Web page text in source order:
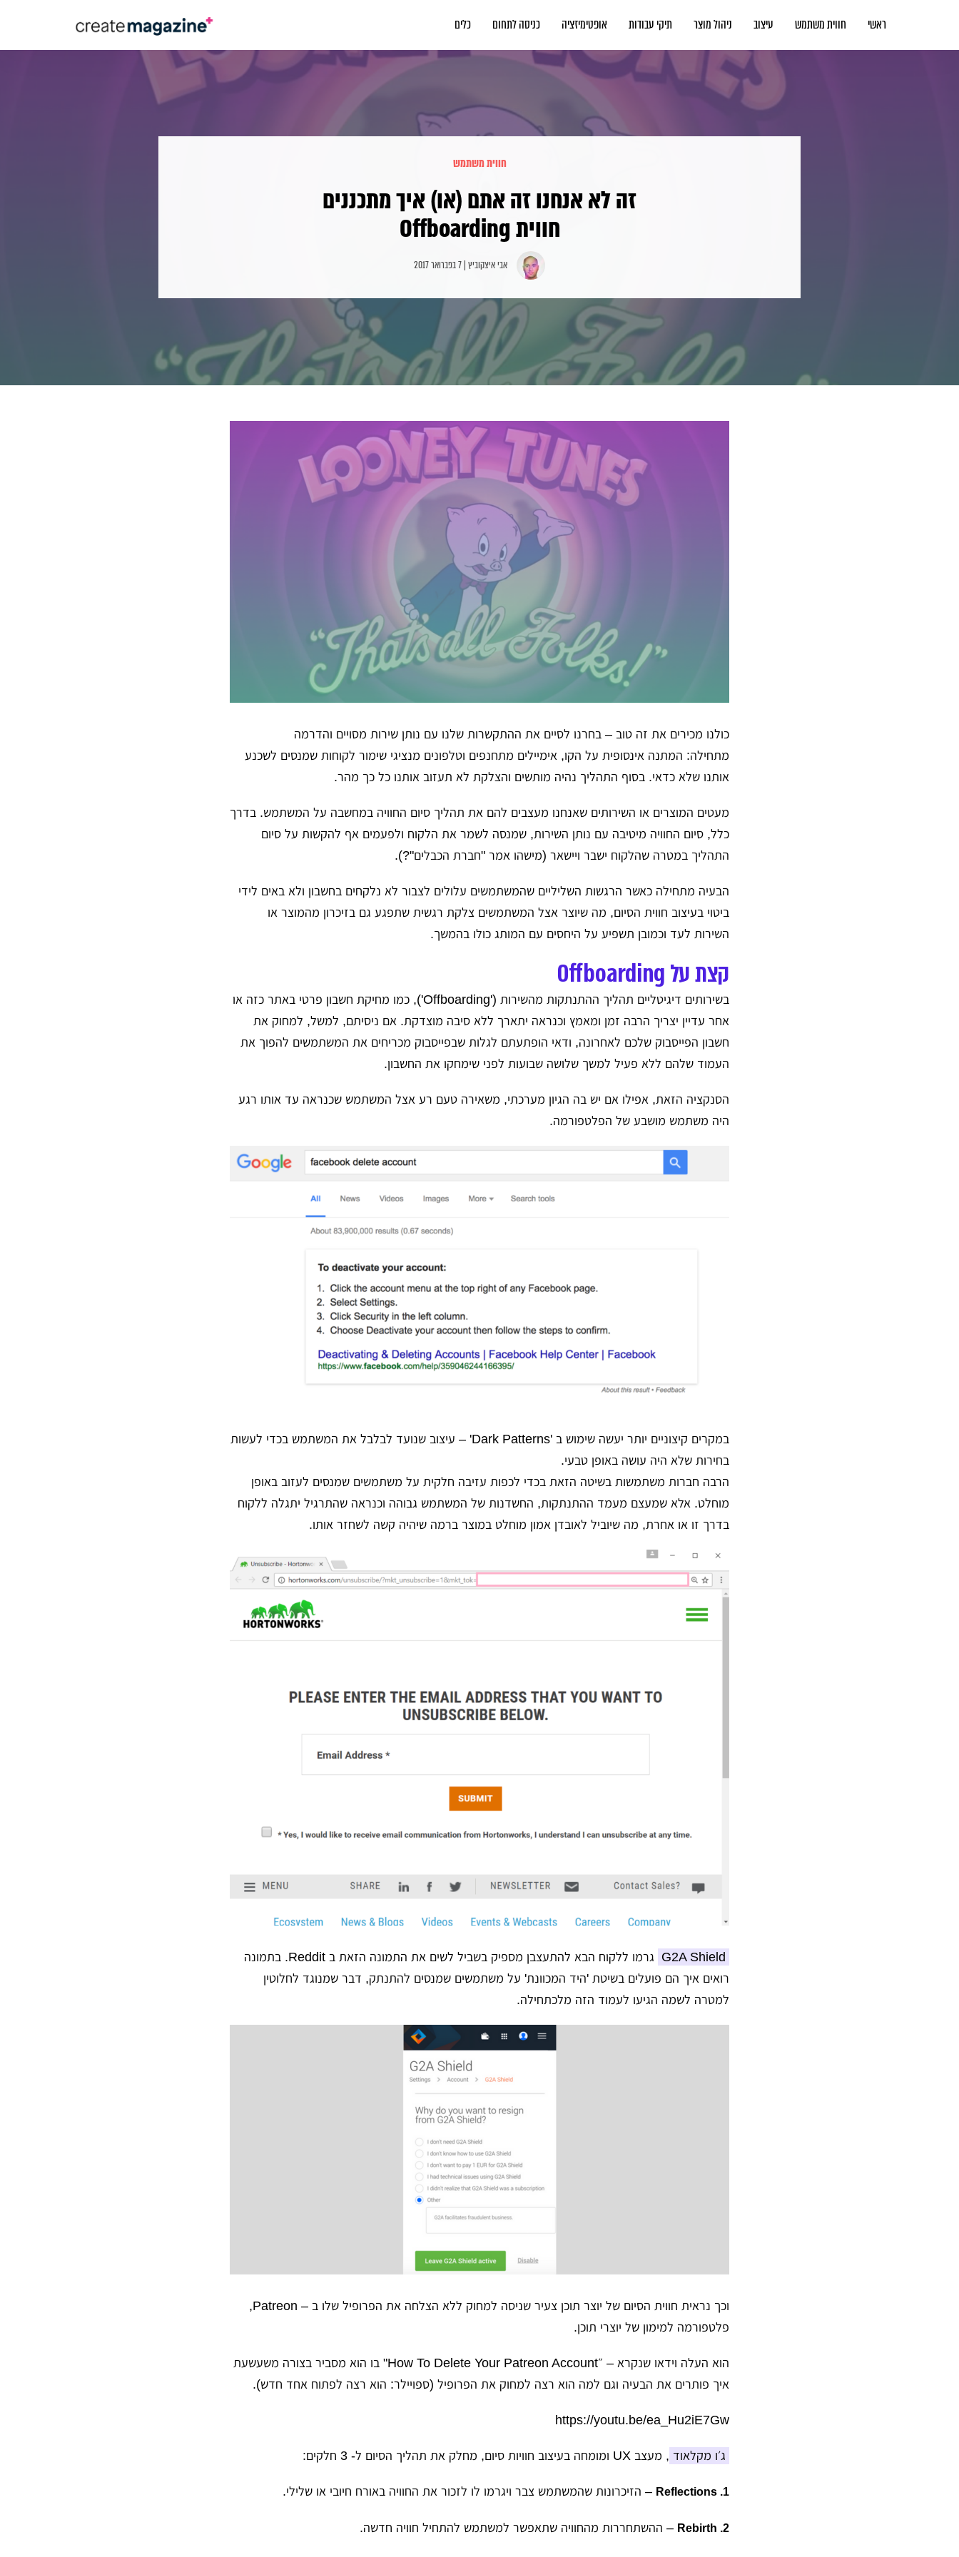
ראשי חווית משתמש עיצוב ניהול מוצר תיקי עבודות אופטימיזציה כניסה לתחום כלים
חווית משתמש
זה לא אנחנו זה אתם (או) איך מתכננים
חווית Offboarding
אבי איצקוביץ | 7 בפברואר 2017
כולנו מכירים את זה טוב – בחרנו לסיים את ההתקשרות שלנו עם נותן שירות מסויים והדרמה
מתחילה: המתנה אינסופית על הקו, אימיילים מתחנפים וטלפונים מנציגי שימור לקוחות שמנסים לשכנע
אותנו שלא כדאי. בסוף התהליך נהיה מותשים והצלקת לא תעזוב אותנו כל כך מהר.
מעטים המוצרים או השירותים שאנחנו מעצבים להם את תהליך סיום החוויה במחשבה על המשתמש. בדרך
כלל, סיום החוויה מיטיבה עם נותן השירות, שמנסה לשמר את הלקוח ולפעמים אף להקשות על סיום
התהליך במטרה שהלקוח ישבר ויישאר (מישהו אמר "חברת הכבלים"?).
הבעיה מתחילה כאשר הרגשות השליליים שהמשתמשים עלולים לצבור לא נלקחים בחשבון ולא באים לידי
ביטוי בעיצוב חווית הסיום, מה שיוצר אצל המשתמשים צלקת רגשית שתפגע גם בזיכרון מהמוצר או
השירות לעד וכמובן תשפיע על היחסים עם המותג כולו בהמשך.
קצת על Offboarding
בשירותים דיגיטליים תהליך ההתנתקות מהשירות ('Offboarding'), כמו מחיקת חשבון פרטי באתר כזה או
אחר עדיין יצריך הרבה זמן ומאמץ וכנראה יתארך ללא סיבה מוצדקת. אם ניסיתם, למשל, למחוק את
חשבון הפייסבוק שלכם לאחרונה, ודאי הופתעתם לגלות שבפייסבוק מכריחים את המשתמשים להפוך את
העמוד שלהם ללא פעיל למשך שלושה שבועות לפני שימחקו את החשבון.
הסנקציה הזאת, אפילו אם יש בה הגיון מערכתי, משאירה טעם רע אצל המשתמש שכנראה עד אותו רגע
היה משתמש מושבע של הפלטפורמה.
במקרים קיצוניים יותר יעשה שימוש ב 'Dark Patterns' – עיצוב שנועד לבלבל את המשתמש בכדי לעשות
בחירות שלא היה עושה באופן טבעי.
הרבה חברות משתמשות בשיטה הזאת בכדי לכפות עזיבה חלקית על משתמשים שמנסים לעזוב באופן
מוחלט. אלא שמעצם מעמד ההתנתקות, החשדנות של המשתמש גבוהה וכנראה שהתרגיל יתגלה ללקוח
בדרך זו או אחרת, מה שיוביל לאובדן אמון מוחלט במוצר ברמה שיהיה קשה לשחזר אותו.
G2A Shield
גרמו ללקוח הבא להתעצבן מספיק בשביל לשים את התמונה הזאת ב Reddit. בתמונה
רואים איך הם פועלים בשיטת 'היד המכוונת' על משתמשים שמנסים להתנתק, דבר שמנוגד לחלוטין
למטרה לשמה הגיעו לעמוד הזה מלכתחילה.
וכך נראית חווית הסיום של יוצר תוכן צעיר שניסה למחוק ללא הצלחה את הפרופיל שלו ב – Patreon,
פלטפורמה למימון של יוצרי תוכן.
הוא העלה וידאו שנקרא – ״How To Delete Your Patreon Account" בו הוא מסביר בצורה משעשעת
איך פותרים את הבעיה וגם למה הוא רצה למחוק את הפרופיל (ספויילר: הוא רצה לפתוח אחד חדש).
https://youtu.be/ea_Hu2iE7Gw
ג׳ו מקלאוד , מעצב UX ומומחה בעיצוב חוויות סיום, מחלק את תהליך הסיום ל- 3 חלקים:
1. Reflections – הזיכרונות שהמשתמש צבר ויגרמו לו לזכור את החוויה באורח חיובי או שלילי.
2. Rebirth – ההשתחררות מהחוויה שתאפשר למשתמש להתחיל חוויה חדשה.